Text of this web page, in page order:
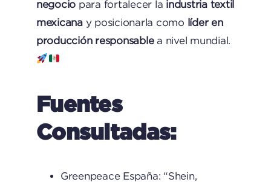
negocio para fortalecer la industria textil
mexicanay posicionarla como líder en
producción responsablea nivel mundial.
Fuentes
Consultadas:
Greenpeace España: “Shein,